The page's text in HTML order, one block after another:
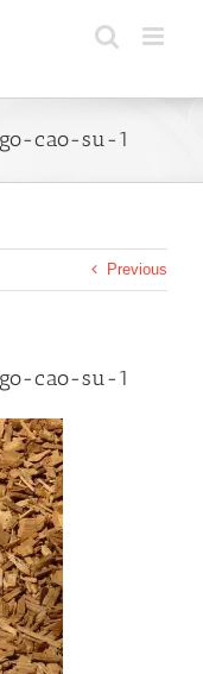
cao-su-1
Previous
cao-su-1